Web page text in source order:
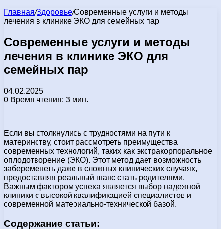
Главная/Здоровье/Современные услуги и методы
лечения в клинике ЭКО для семейных пар
Современные услуги и методы
лечения в клинике ЭКО для
семейных пар
04.02.2025
0 Время чтения: 3 мин.
Если вы столкнулись с трудностями на пути к
материнству, стоит рассмотреть преимущества
современных технологий, таких как экстракорпоральное
оплодотворение (ЭКО). Этот метод дает возможность
забеременеть даже в сложных клинических случаях,
предоставляя реальный шанс стать родителями.
Важным фактором успеха является выбор надежной
клиники с высокой квалификацией специалистов и
современной материально-технической базой.
Содержание статьи: